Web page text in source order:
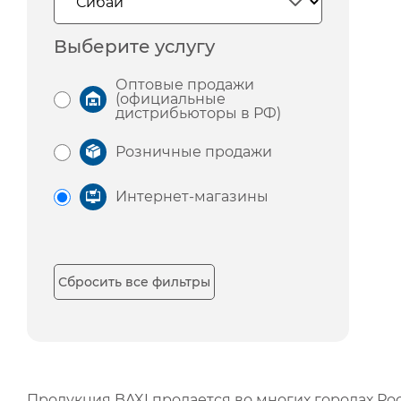
Выберите услугу
Оптовые продажи
(официальные
дистрибьюторы в РФ)
Розничные продажи
Интернет-магазины
Сбросить все фильтры